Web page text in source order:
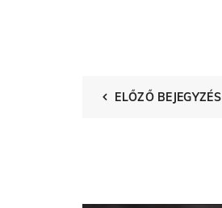
ELŐZŐ BEJEGYZÉS